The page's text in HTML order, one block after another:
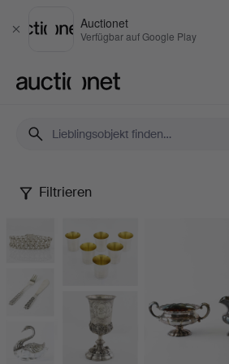
Schließen
Auctionet
Verfügbar auf Google Play
Silver
Filtrieren